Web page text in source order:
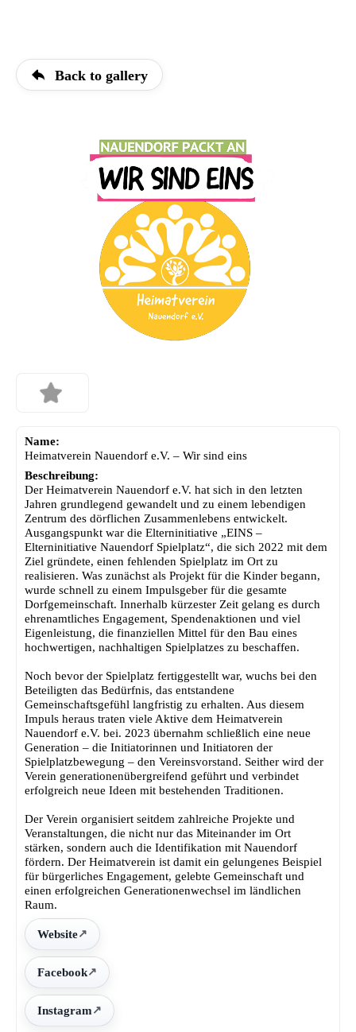
Back to gallery
Name:
Heimatverein Nauendorf e.V. – Wir sind eins
Beschreibung:
Der Heimatverein Nauendorf e.V. hat sich in den letzten
Jahren grundlegend gewandelt und zu einem lebendigen
Zentrum des dörflichen Zusammenlebens entwickelt.
Ausgangspunkt war die Elterninitiative „EINS –
Elterninitiative Nauendorf Spielplatz“, die sich 2022 mit dem
Ziel gründete, einen fehlenden Spielplatz im Ort zu
realisieren. Was zunächst als Projekt für die Kinder begann,
wurde schnell zu einem Impulsgeber für die gesamte
Dorfgemeinschaft. Innerhalb kürzester Zeit gelang es durch
ehrenamtliches Engagement, Spendenaktionen und viel
Eigenleistung, die finanziellen Mittel für den Bau eines
hochwertigen, nachhaltigen Spielplatzes zu beschaffen.
Noch bevor der Spielplatz fertiggestellt war, wuchs bei den
Beteiligten das Bedürfnis, das entstandene
Gemeinschaftsgefühl langfristig zu erhalten. Aus diesem
Impuls heraus traten viele Aktive dem Heimatverein
Nauendorf e.V. bei. 2023 übernahm schließlich eine neue
Generation – die Initiatorinnen und Initiatoren der
Spielplatzbewegung – den Vereinsvorstand. Seither wird der
Verein generationenübergreifend geführt und verbindet
erfolgreich neue Ideen mit bestehenden Traditionen.
Der Verein organisiert seitdem zahlreiche Projekte und
Veranstaltungen, die nicht nur das Miteinander im Ort
stärken, sondern auch die Identifikation mit Nauendorf
fördern. Der Heimatverein ist damit ein gelungenes Beispiel
für bürgerliches Engagement, gelebte Gemeinschaft und
einen erfolgreichen Generationenwechsel im ländlichen
Raum.
Website
Facebook
Instagram